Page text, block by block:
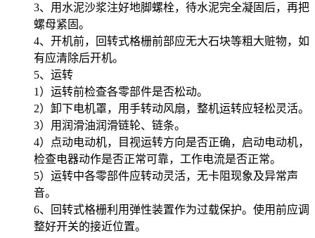
3、用水泥沙浆注好地脚螺栓，待水泥完全凝固后，再把
螺母紧固。
4、开机前，回转式格栅前部应无大石块等粗大赃物，如
有应清除后开机。
5、运转
1）运转前检查各零部件是否松动。
2）卸下电机罩，用手转动风扇，整机运转应轻松灵活。
3）用润滑油润滑链轮、链条。
4）点动电动机，目视运转方向是否正确，启动电动机，
检查电器动作是否正常可靠，工作电流是否正常。
5）运转中各零部件应转动灵活，无卡阻现象及异常声
音。
6、回转式格栅利用弹性装置作为过载保护。使用前应调
整好开关的接近位置。